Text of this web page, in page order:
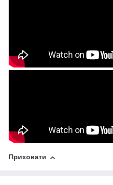
Приховати